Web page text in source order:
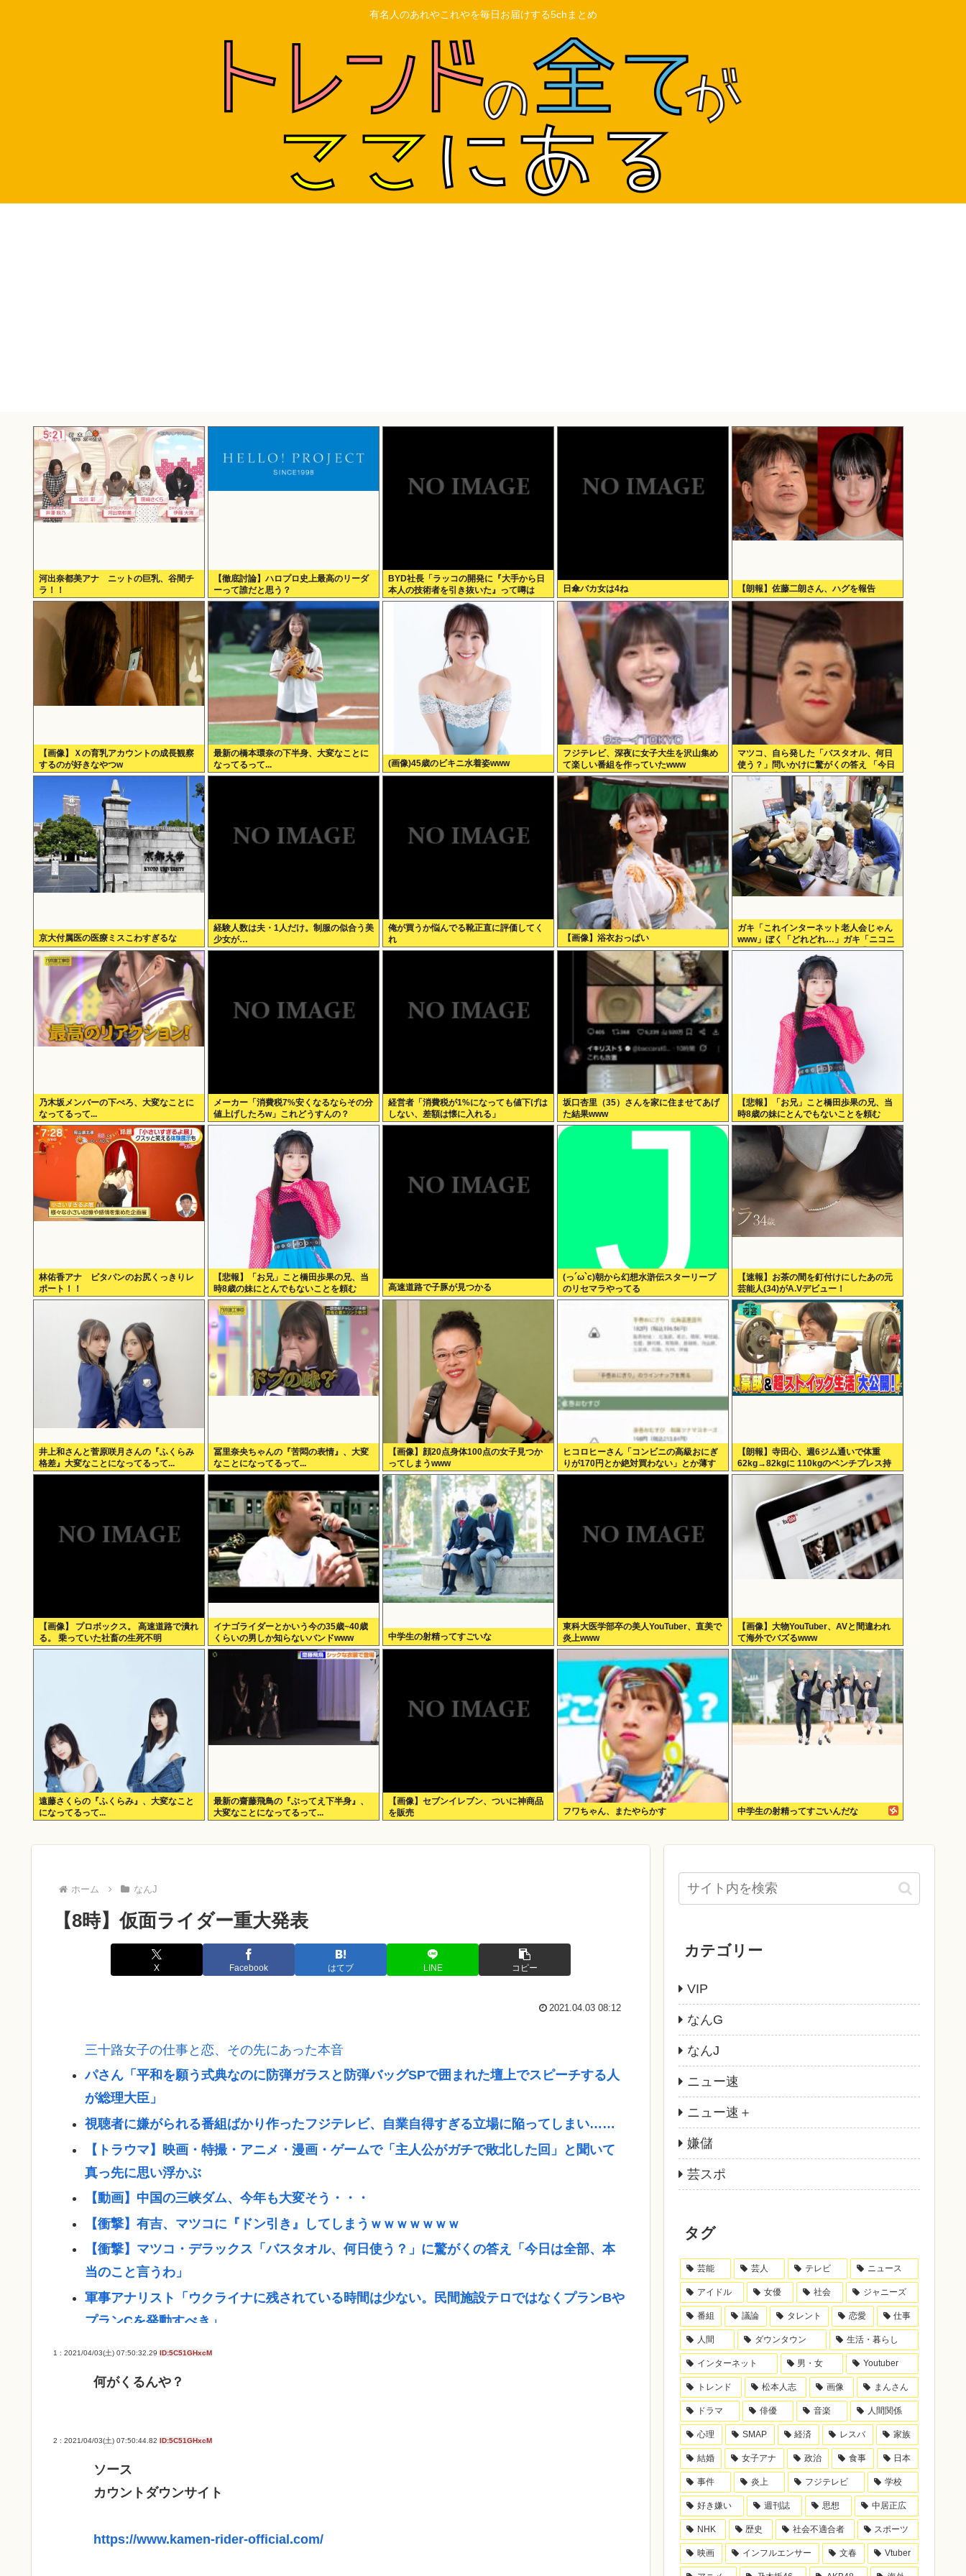
有名人のあれやこれやを毎日お届けする5chまとめ
河出奈都美アナ ニットの巨乳、谷間チ
ラ！！
【徹底討論】ハロプロ史上最高のリーダ
ーって誰だと思う？
BYD社長「ラッコの開発に『大手から日
本人の技術者を引き抜いた』って噂は
嘘。開発チームに日本人は0人です」
日傘バカ女は4ね 【朗報】佐藤二朗さん、ハグを報告
【画像】Ｘの育乳アカウントの成長観察
するのが好きなやつw
最新の橋本環奈の下半身、大変なことに
なってるって...
(画像)45歳のビキニ水着姿www
フジテレビ、深夜に女子大生を沢山集め
て楽しい番組を作っていたwww
マツコ、自ら発した「バスタオル、何日
使う？」問いかけに驚がくの答え 「今日
は全部、本当のこと言うわ」
京大付属医の医療ミスこわすぎるな
経験人数は夫・1人だけ。制服の似合う美
少女が…
俺が買うか悩んでる靴正直に評価してく
れ
【画像】浴衣おっぱい
ガキ「これインターネット老人会じゃん
www」ぼく「どれどれ…」ガキ「ニコニ
コ！らきすた！ボカロ！」ぼく「は
乃木坂メンバーの下ぺろ、大変なことに
なってるって...
メーカー「消費税7%安くなるならその分
値上げしたろw」これどうすんの？
経営者「消費税が1%になっても値下げは
しない、差額は懐に入れる」
坂口杏里（35）さんを家に住ませてあげ
た結果www
【悲報】「お兄」こと橋田歩果の兄、当
時8歳の妹にとんでもないことを頼む
林佑香アナ ピタパンのお尻くっきりレ
ポート！！
【悲報】「お兄」こと橋田歩果の兄、当
時8歳の妹にとんでもないことを頼む
高速道路で子豚が見つかる
(っ´ω`c)朝から幻想水滸伝スターリープ
のリセマラやってる
【速報】お茶の間を釘付けにしたあの元
芸能人(34)がA.Vデビュー！
井上和さんと菅原咲月さんの『ふくらみ
格差』大変なことになってるって...
冨里奈央ちゃんの『苦悶の表情』、大変
なことになってるって...
【画像】顔20点身体100点の女子見つか
ってしまうwww
ヒコロヒーさん「コンビニの高級おにぎ
りが170円とか絶対買わない」とか薄す
ぎるトークをかましてしまう
【朗報】寺田心、週6ジム通いで体重
62kg→82kgに 110kgのベンチプレス持
ち上げる姿披露（画像あり）
【画像】 プロボックス。 高速道路で潰れ
る。 乗っていた社畜の生死不明
イナゴライダーとかいう今の35歳~40歳
くらいの男しか知らないバンドwww
中学生の射精ってすごいな
東科大医学部卒の美人YouTuber、直美で
炎上www
【画像】大物YouTuber、AVと間違われ
て海外でバズるwww
遠藤さくらの『ふくらみ』、大変なこと
になってるって...
最新の齋藤飛鳥の『ぶってえ下半身』、
大変なことになってるって...
【画像】セブンイレブン、ついに神商品
を販売
フワちゃん、またやらかす 中学生の射精ってすごいんだな
ホーム なんJ
【8時】仮面ライダー重大発表
X Facebook はてブ LINE コピー
2021.04.03 08:12
三十路女子の仕事と恋、その先にあった本音
パさん「平和を願う式典なのに防弾ガラスと防弾バッグSPで囲まれた壇上でスピーチする人
が総理大臣」
視聴者に嫌がられる番組ばかり作ったフジテレビ、自業自得すぎる立場に陥ってしまい……
【トラウマ】映画・特撮・アニメ・漫画・ゲームで「主人公がガチで敗北した回」と聞いて
真っ先に思い浮かぶ
【動画】中国の三峡ダム、今年も大変そう・・・
【衝撃】有吉、マツコに『ドン引き』してしまうｗｗｗｗｗｗｗ
【衝撃】マツコ・デラックス「バスタオル、何日使う？」に驚がくの答え「今日は全部、本
当のこと言うわ」
軍事アナリスト「ウクライナに残されている時間は少ない。民間施設テロではなくプランBや
プランCを発動すべき」
「非常に残念」高市総理と面会決定も…発言不可、握手のみ 8月9日長崎の被爆体験者「何の
野口健氏 猛暑続きで夏の甲子園を危惧「鍛え上げられた野球球児でも、危ないのではない
かな」
最強の調味料はマヨネーズ、異論は認める
中2男子、野球部の練習中に頭部を強打しCT検査→70代医師「問題ないです」→他人のCT画
1 : 2021/04/03(土) 07:50:32.29 ID:5C51GHxcM
何がくるんや？
2 : 2021/04/03(土) 07:50:44.82 ID:5C51GHxcM
ソース
カウントダウンサイト
https://www.kamen-rider-official.com/
カテゴリー
VIP
なんG
なんJ
ニュー速
ニュー速＋
嫌儲
芸スポ
タグ
芸能 芸人 テレビ ニュース
アイドル 女優 社会 ジャニーズ
番組 議論 タレント 恋愛 仕事
人間 ダウンタウン 生活・暮らし
インターネット 男・女 Youtuber
トレンド 松本人志 画像 まんさん
ドラマ 俳優 音楽 人間関係
心理 SMAP 経済 レスバ 家族
結婚 女子アナ 政治 食事 日本
事件 炎上 フジテレビ 学校
好き嫌い 週刊誌 思想 中居正広
NHK 歴史 社会不適合者 スポーツ
映画 インフルエンサー 文春 Vtuber